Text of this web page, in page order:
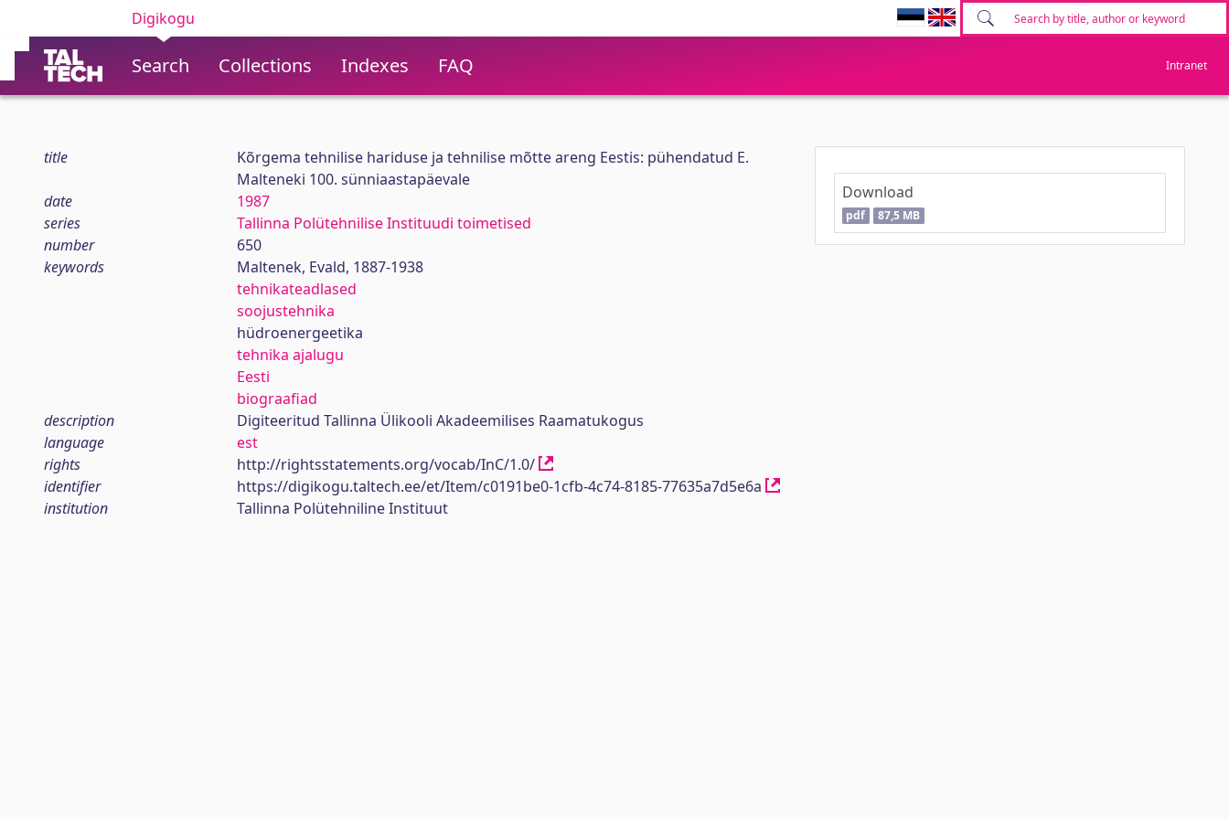
Digikogu
Search Collections Indexes FAQ Intranet
title
Kõrgema tehnilise hariduse ja tehnilise mõtte areng Eestis: pühendatud E.
Malteneki 100. sünniaastapäevale
date
1987
series
Tallinna Polütehnilise Instituudi toimetised
number
650
keywords
Maltenek, Evald, 1887-1938
tehnikateadlased
soojustehnika
hüdroenergeetika
tehnika ajalugu
Eesti
biograafiad
description
Digiteeritud Tallinna Ülikooli Akadeemilises Raamatukogus
language
est
rights
http://rightsstatements.org/vocab/InC/1.0/
identifier
https://digikogu.taltech.ee/et/Item/c0191be0-1cfb-4c74-8185-77635a7d5e6a
institution
Tallinna Polütehniline Instituut
Download
pdf 87,5 MB